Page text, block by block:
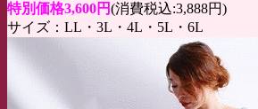
特別価格3,600円(消費税込:3,888円)
サイズ：LL・3L・4L・5L・6L